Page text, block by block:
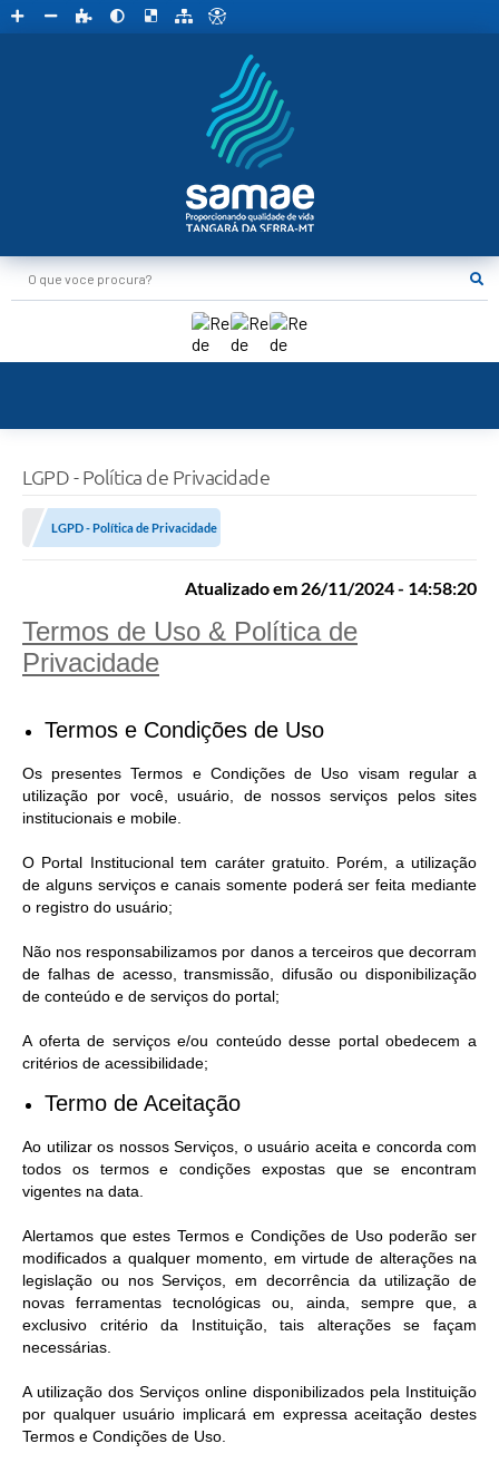
O que voce procura?
LGPD - Política de Privacidade
LGPD - Política de Privacidade
Atualizado em 26/11/2024 - 14:58:20
Termos de Uso & Política de
Privacidade
Termos e Condições de Uso
Os presentes Termos e Condições de Uso visam regular a
utilização por você, usuário, de nossos serviços pelos sites
institucionais e mobile.
O Portal Institucional tem caráter gratuito. Porém, a utilização
de alguns serviços e canais somente poderá ser feita mediante
o registro do usuário;
Não nos responsabilizamos por danos a terceiros que decorram
de falhas de acesso, transmissão, difusão ou disponibilização
de conteúdo e de serviços do portal;
A oferta de serviços e/ou conteúdo desse portal obedecem a
critérios de acessibilidade;
Termo de Aceitação
Ao utilizar os nossos Serviços, o usuário aceita e concorda com
todos os termos e condições expostas que se encontram
vigentes na data.
Alertamos que estes Termos e Condições de Uso poderão ser
modificados a qualquer momento, em virtude de alterações na
legislação ou nos Serviços, em decorrência da utilização de
novas ferramentas tecnológicas ou, ainda, sempre que, a
exclusivo critério da Instituição, tais alterações se façam
necessárias.
A utilização dos Serviços online disponibilizados pela Instituição
por qualquer usuário implicará em expressa aceitação destes
Termos e Condições de Uso.